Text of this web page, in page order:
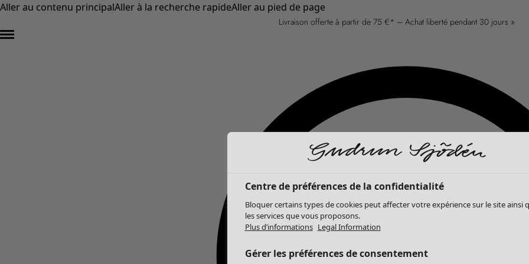
Aller au contenu principalAller à la recherche rapideAller au pied de page
Livraison offerte à partir de 75 €* – Achat liberté pendant 30 jours »
Centre de préférences de la confidentialité
Bloquer certains types de cookies peut affecter votre expérience sur le site ainsi
les services que vous proposons.
Plus d’informations Legal Information
Gérer les préférences de consentement